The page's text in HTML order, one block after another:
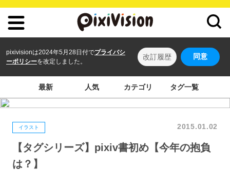
pixivisionは2024年5月28日付でプライバシ
ーポリシーを改定しました。
改訂履歴 同意
最新 人気 カテゴリ タグ一覧
イラスト 2015.01.02
【タグシリーズ】pixiv書初め【今年の抱負
は？】